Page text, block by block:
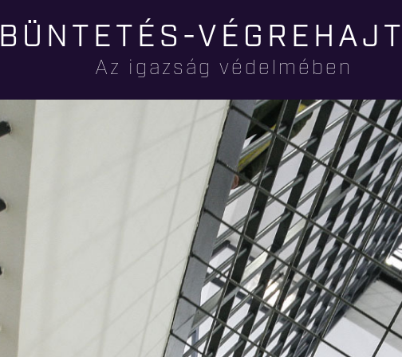
tartalomra
BÜNTETÉS-
Az igazság védelmében